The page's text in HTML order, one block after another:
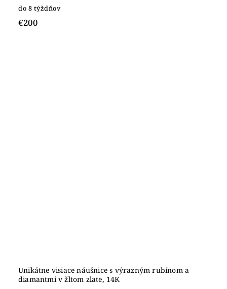
do 8 týždňov
€200
Unikátne visiace náušnice s výrazným rubínom a
diamantmi v žltom zlate, 14K